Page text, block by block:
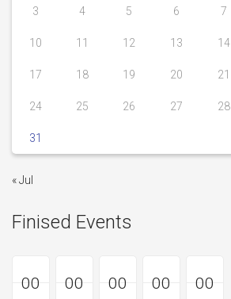
3 4 5 6 7
10 11 12 13 14
17 18 19 20 21
24 25 26 27 28
31
« Jul
Finised Events
00
00
00 00
00
00 00
00
00 00
00
00 00
00
00